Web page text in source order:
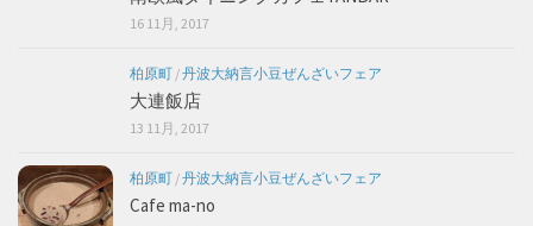
16 11月, 2017
柏原町 /丹波大納言小豆ぜんざいフェア
大連飯店
13 11月, 2017
柏原町 /丹波大納言小豆ぜんざいフェア
Cafe ma-no